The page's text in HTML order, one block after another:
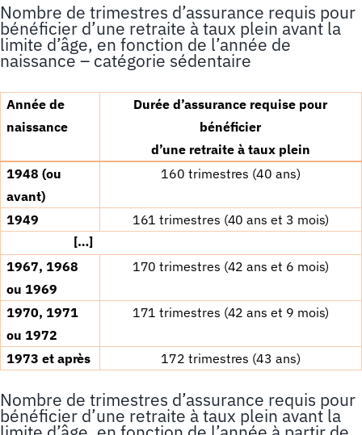
Nombre de trimestres d’assurance requis pour
bénéficier d’une retraite à taux plein avant la
limite d’âge, en fonction de l’année de
naissance – catégorie sédentaire
Année de
naissance
Durée d’assurance requise pour
bénéficier
d’une retraite à taux plein
1948 (ou
avant)
160 trimestres (40 ans)
1949
161 trimestres (40 ans et 3 mois)
[…]
1967, 1968
ou 1969
170 trimestres (42 ans et 6 mois)
1970, 1971
ou 1972
171 trimestres (42 ans et 9 mois)
1973 et après 172 trimestres (43 ans)
Nombre de trimestres d’assurance requis pour
bénéficier d’une retraite à taux plein avant la